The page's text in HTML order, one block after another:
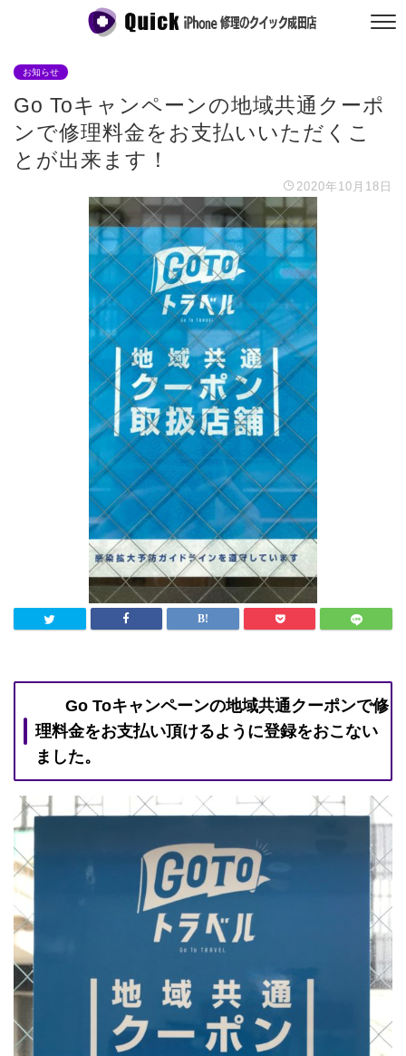
お知らせ
Go Toキャンペーンの地域共通クーポ
ンで修理料金をお支払いいただくこ
とが出来ます！
2020年10月18日
Go Toキャンペーンの地域共通クーポンで修
理料金をお支払い頂けるように登録をおこない
ました。